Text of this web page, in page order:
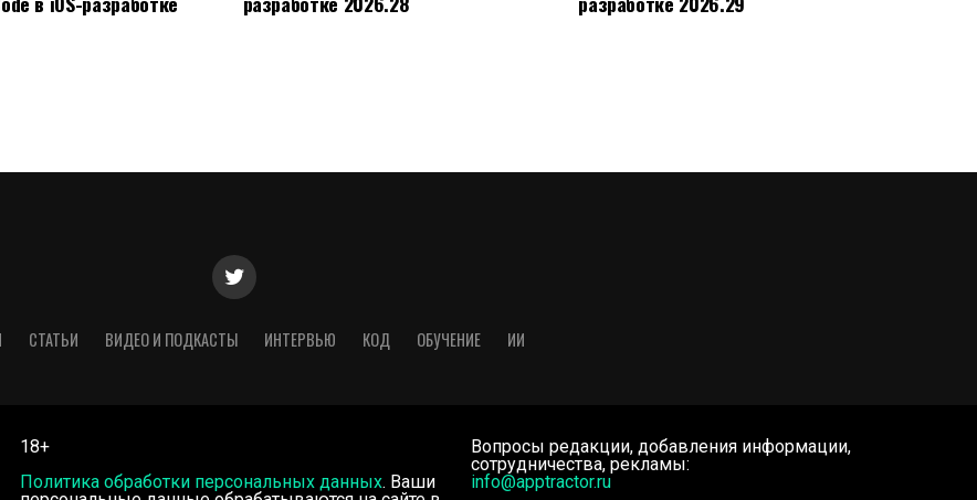
СТАТЬИ ВИДЕО И ПОДКАСТЫ ИНТЕРВЬЮ КОД ОБУЧЕНИЕ ИИ
18+
Политика обработки персональных данных. Ваши
Вопросы редакции, добавления информации,
сотрудничества, рекламы:
info@apptractor.ru